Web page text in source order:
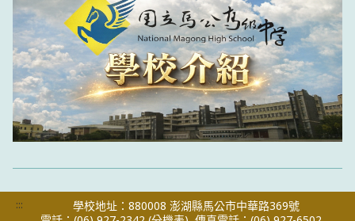
:::
學校地址：880008 澎湖縣馬公市中華路369號